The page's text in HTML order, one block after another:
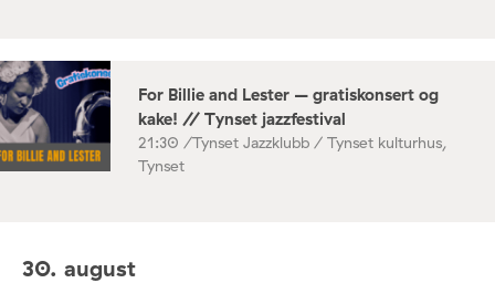
For Billie and Lester – gratiskonsert og
kake! // Tynset jazzfestival
21:30 /Tynset Jazzklubb / Tynset kulturhus,
Tynset
30. august